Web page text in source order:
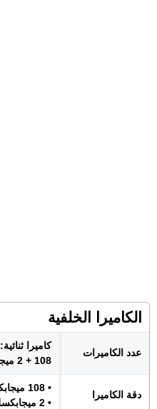
الكاميرا الخلفية
عدد الكاميرات
كاميرا ثنائية:
108 + 2 ميجابكسل
دقة الكاميرا
• 108 ميجابكسل: كاميرا رئيسية
• 2 ميجابكسل: عزل الخلفية